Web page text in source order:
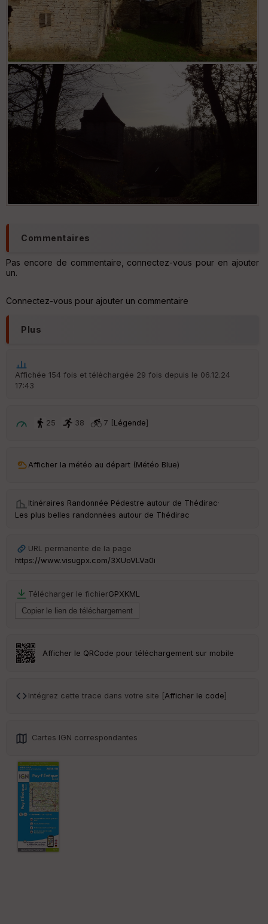
Commentaires
Pas encore de commentaire, connectez-vous pour en ajouter
un.
Connectez-vous pour ajouter un commentaire
Plus
Affichée 154 fois et téléchargée 29 fois depuis le 06.12.24
17:43
25 38 7 [ Légende]
Afficher la météo au départ (Météo Blue)
Itinéraires Randonnée Pédestre autour de Thédirac·
Les plus belles randonnées autour de Thédirac
URL permanente de la page
https://www.visugpx.com/3XUoVLVa0i
Télécharger le fichierGPXKML
Afficher le QRCode pour téléchargement sur mobile
Intégrez cette trace dans votre site [Afficher le code]
Cartes IGN correspondantes